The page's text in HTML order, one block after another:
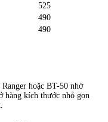
525
490
490
hoặc BT-50 nhờ
hàng kích thước nhỏ gọn